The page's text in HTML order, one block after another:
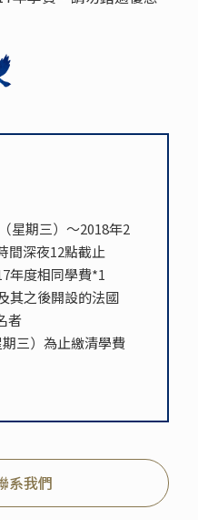
星期三）～2018年2
間深夜12點截止
年度相同學費*1
其之後開設的法國
者
三）為止繳清學費
我們